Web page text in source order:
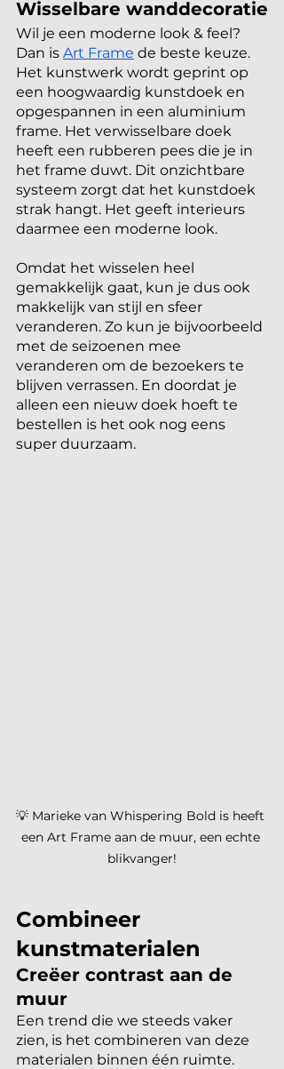
Wisselbare wanddecoratie
Wil je een moderne look & feel?
Dan is Art Frame de beste keuze.
Het kunstwerk wordt geprint op
een hoogwaardig kunstdoek en
opgespannen in een aluminium
frame. Het verwisselbare doek
heeft een rubberen pees die je in
het frame duwt. Dit onzichtbare
systeem zorgt dat het kunstdoek
strak hangt. Het geeft interieurs
daarmee een moderne look.
Omdat het wisselen heel
gemakkelijk gaat, kun je dus ook
makkelijk van stijl en sfeer
veranderen. Zo kun je bijvoorbeeld
met de seizoenen mee
veranderen om de bezoekers te
blijven verrassen. En doordat je
alleen een nieuw doek hoeft te
bestellen is het ook nog eens
super duurzaam.
💡 Marieke van Whispering Bold is heeft
een Art Frame aan de muur, een echte
blikvanger!
Combineer
kunstmaterialen
Creëer contrast aan de
muur
Een trend die we steeds vaker
zien, is het combineren van deze
materialen binnen één ruimte.